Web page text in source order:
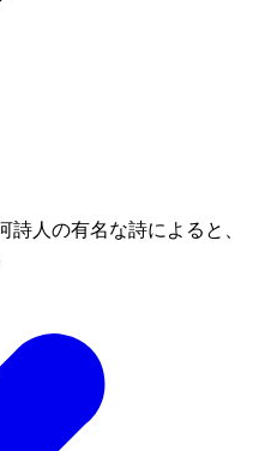
人の有名な詩によると、